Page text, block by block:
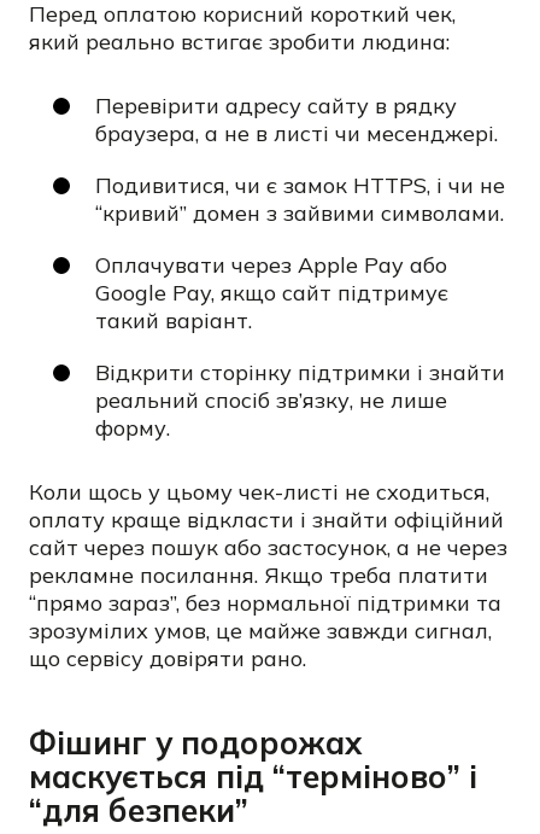
Перед оплатою корисний короткий чек,
який реально встигає зробити людина:
Перевірити адресу сайту в рядку
браузера, а не в листі чи месенджері.
Подивитися, чи є замок HTTPS, і чи не
“кривий” домен з зайвими символами.
Оплачувати через Apple Pay або
Google Pay, якщо сайт підтримує
такий варіант.
Відкрити сторінку підтримки і знайти
реальний спосіб зв’язку, не лише
форму.
Коли щось у цьому чек-листі не сходиться,
оплату краще відкласти і знайти офіційний
сайт через пошук або застосунок, а не через
рекламне посилання. Якщо треба платити
“прямо зараз”, без нормальної підтримки та
зрозумілих умов, це майже завжди сигнал,
що сервісу довіряти рано.
Фішинг у подорожах
маскується під “терміново” і
“для безпеки”